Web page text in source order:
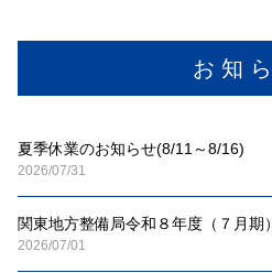
お 知
夏季休業のお知らせ(8/11～8/16)
2026/07/31
関東地方整備局令和８年度（７月期
2026/07/01